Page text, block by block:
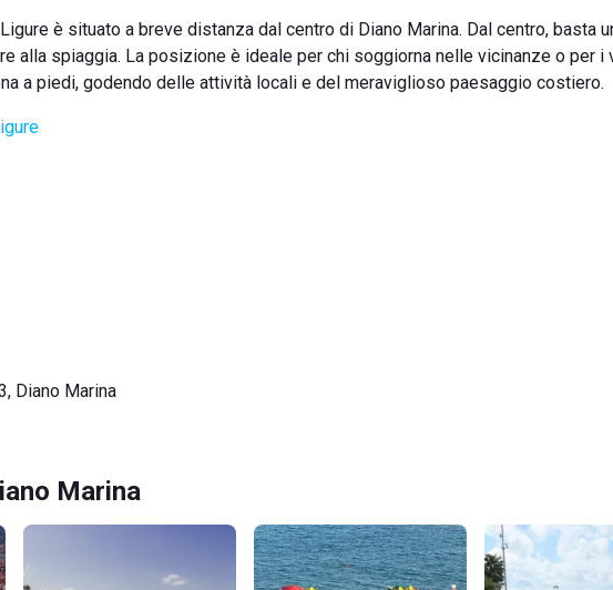
è situato a breve distanza dal centro di Diano Marina. Dal centro, basta
alla spiaggia. La posizione è ideale per chi soggiorna nelle vicinanze o per i
a piedi, godendo delle attività locali e del meraviglioso paesaggio costiero.
Diano Marina
Marina